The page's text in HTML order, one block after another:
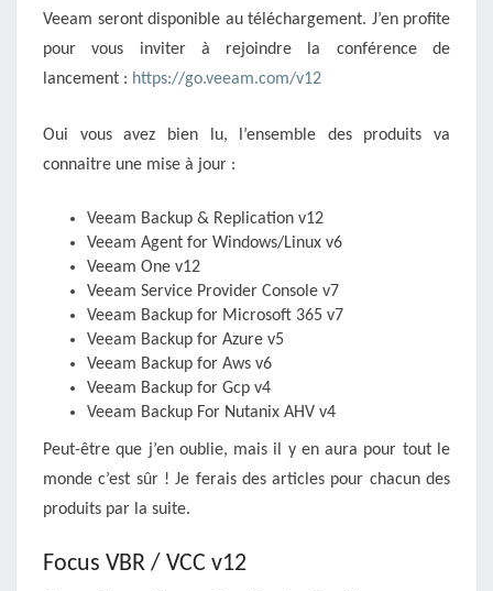
Veeam seront disponible au téléchargement. J’en profite
pour vous inviter à rejoindre la conférence de
lancement : https://go.veeam.com/v12
Oui vous avez bien lu, l’ensemble des produits va
connaitre une mise à jour :
Veeam Backup & Replication v12
Veeam Agent for Windows/Linux v6
Veeam One v12
Veeam Service Provider Console v7
Veeam Backup for Microsoft 365 v7
Veeam Backup for Azure v5
Veeam Backup for Aws v6
Veeam Backup for Gcp v4
Veeam Backup For Nutanix AHV v4
Peut-être que j’en oublie, mais il y en aura pour tout le
monde c’est sûr ! Je ferais des articles pour chacun des
produits par la suite.
Focus VBR / VCC v12